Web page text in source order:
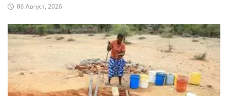
06 Август, 2026